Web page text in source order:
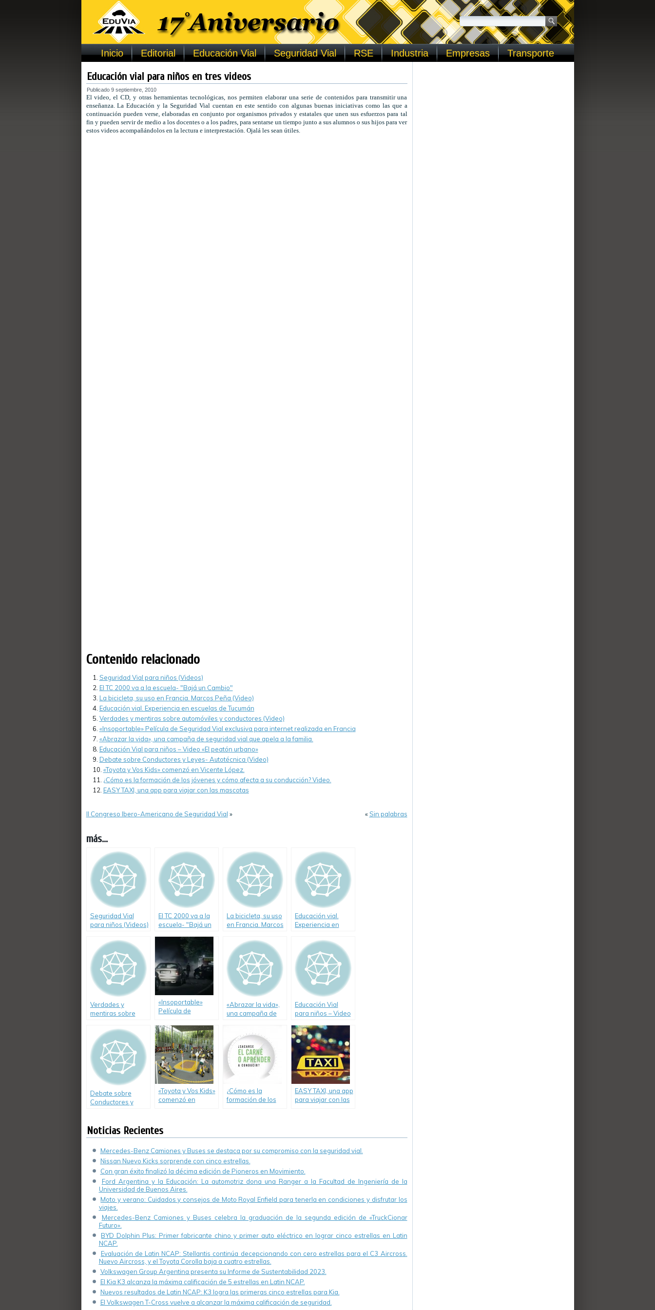
Inicio Editorial Educación Vial Seguridad Vial RSE Industria Empresas Transporte
Educación vial para niños en tres videos
Publicado 9 septiembre, 2010
El video, el CD, y otras herramientas tecnológicas, nos permiten elaborar una serie de contenidos para transmitir una
enseñanza. La Educación y la Seguridad Vial cuentan en este sentido con algunas buenas iniciativas como las que a
continuación pueden verse, elaboradas en conjunto por organismos privados y estatales que unen sus esfuerzos para tal
fin y pueden servir de medio a los docentes o a los padres, para sentarse un tiempo junto a sus alumnos o sus hijos para ver
estos videos acompañándolos en la lectura e interprestación. Ojalá les sean útiles.
Contenido relacionado
Seguridad Vial para niños (Videos)
El TC 2000 va a la escuela- "Bajá un Cambio"
La bicicleta, su uso en Francia. Marcos Peña (Video)
Educación vial. Experiencia en escuelas de Tucumán
Verdades y mentiras sobre automóviles y conductores (Video)
«Insoportable» Película de Seguridad Vial exclusiva para internet realizada en Francia
«Abrazar la vida», una campaña de seguridad vial que apela a la familia.
Educación Vial para niños – Video «El peatón urbano»
Debate sobre Conductores y Leyes- Autotécnica (Video)
«Toyota y Vos Kids» comenzó en Vicente López.
¿Cómo es la formación de los jóvenes y cómo afecta a su conducción? Video.
EASY TAXI, una app para viajar con las mascotas
II Congreso Ibero-Americano de Seguridad Vial » «Sin palabras
más...
Seguridad Vial
para niños (Videos)
El TC 2000 va a la
escuela- "Bajá un
La bicicleta, su uso
en Francia. Marcos
Educación vial.
Experiencia en
Tucumán
Verdades y
mentiras sobre
conductores
(Video)
«Insoportable»
Película de
exclusiva para
internet realizada
en Francia
«Abrazar la vida»,
una campaña de
Educación Vial
para niños – Video
Debate sobre
Conductores y
«Toyota y Vos Kids»
comenzó en
¿Cómo es la
formación de los
EASY TAXI, una app
para viajar con las
Noticias Recientes
Mercedes-Benz Camiones y Buses se destaca por su compromiso con la seguridad vial.
Nissan Nuevo Kicks sorprende con cinco estrellas.
Con gran éxito finalizó la décima edición de Pioneros en Movimiento.
Ford Argentina y la Educación: La automotriz dona una Ranger a la Facultad de Ingeniería de la
Universidad de Buenos Aires.
Moto y verano: Cuidados y consejos de Moto Royal Enfield para tenerla en condiciones y disfrutar los
viajes.
Mercedes-Benz Camiones y Buses celebra la graduación de la segunda edición de «TruckCionar
Futuro».
BYD Dolphin Plus: Primer fabricante chino y primer auto eléctrico en lograr cinco estrellas en Latin
NCAP.
Evaluación de Latin NCAP: Stellantis continúa decepcionando con cero estrellas para el C3 Aircross.
Nuevo Aircross, y el Toyota Corolla baja a cuatro estrellas.
Volkswagen Group Argentina presenta su Informe de Sustentabilidad 2023.
El Kia K3 alcanza la máxima calificación de 5 estrellas en Latin NCAP.
Nuevos resultados de Latin NCAP: K3 logra las primeras cinco estrellas para Kia.
El Volkswagen T-Cross vuelve a alcanzar la máxima calificación de seguridad.